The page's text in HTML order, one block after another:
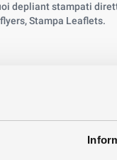
depliant stampati
Stampa Leaflets.